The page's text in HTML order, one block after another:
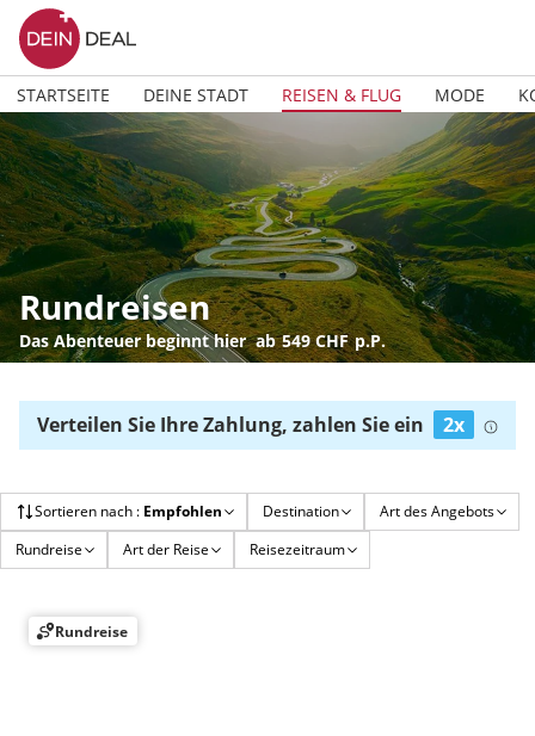
STARTSEITE DEINE STADT REISEN & FLUG MODE
Rundreisen
Das Abenteuer beginnt hier ab 549 CHF p.P.
Verteilen Sie Ihre Zahlung, zahlen Sie ein 2x
Sortieren nach : Empfohlen Destination
Art des Angebots
Rundreise
Art der Reise Reisezeitraum
Rundreise